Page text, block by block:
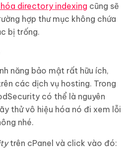
directory indexing cũng sẽ
hợp thư mục không chứa
bị trống.
năng bảo mật rất hữu ích,
các dịch vụ hosting. Trong
có thể là nguyên
thử vô hiệu hóa nó đi xem lỗi
nhé.
trên cPanel và click vào đó: